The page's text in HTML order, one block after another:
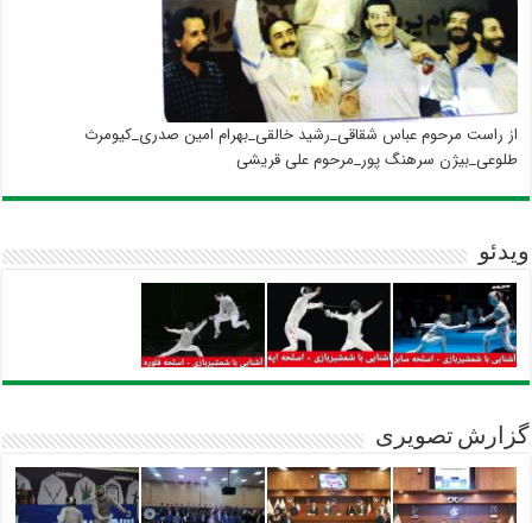
از راست مرحوم عباس شقاقی_رشید خالقی_بهرام امین صدری_کیومرث
طلوعی_بیژن سرهنگ پور_مرحوم علی قریشی
ویدئو
گزارش تصویری